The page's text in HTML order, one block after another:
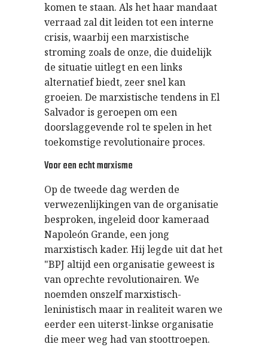
komen te staan. Als het haar mandaat
verraad zal dit leiden tot een interne
crisis, waarbij een marxistische
stroming zoals de onze, die duidelijk
de situatie uitlegt en een links
alternatief biedt, zeer snel kan
groeien. De marxistische tendens in El
Salvador is geroepen om een
doorslaggevende rol te spelen in het
toekomstige revolutionaire proces.
Voor een echt marxisme
Op de tweede dag werden de
verwezenlijkingen van de organisatie
besproken, ingeleid door kameraad
Napoleón Grande, een jong
marxistisch kader. Hij legde uit dat het
"BPJ altijd een organisatie geweest is
van oprechte revolutionairen. We
noemden onszelf marxistisch-
leninistisch maar in realiteit waren we
eerder een uiterst-linkse organisatie
die meer weg had van stoottroepen.